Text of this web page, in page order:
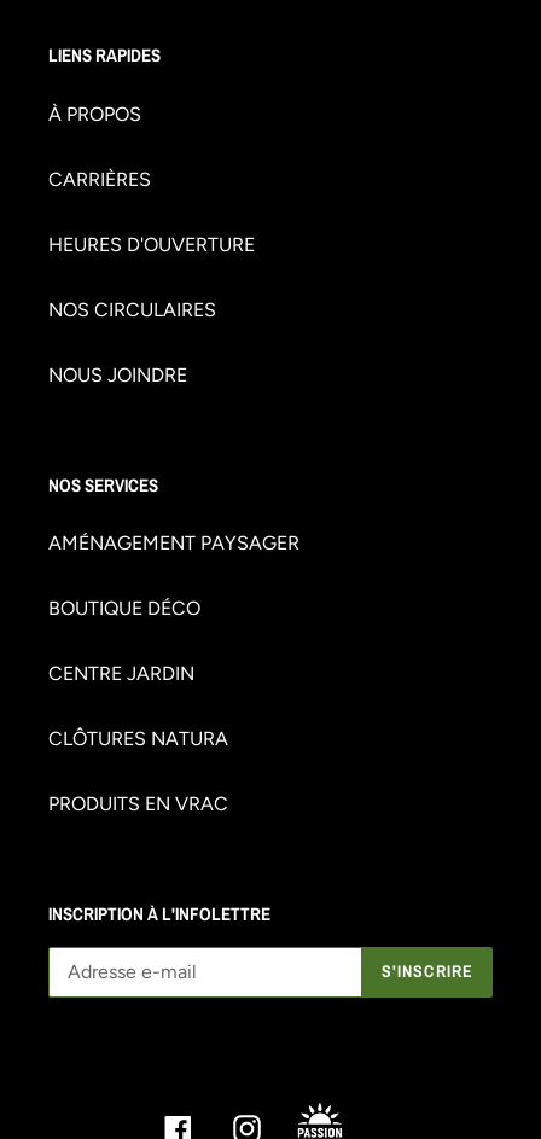
LIENS RAPIDES
À PROPOS
CARRIÈRES
HEURES D'OUVERTURE
NOS CIRCULAIRES
NOUS JOINDRE
NOS SERVICES
AMÉNAGEMENT PAYSAGER
BOUTIQUE DÉCO
CENTRE JARDIN
CLÔTURES NATURA
PRODUITS EN VRAC
INSCRIPTION À L'INFOLETTRE
S'INSCRIRE
FacebookInstagram